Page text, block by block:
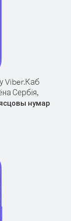
Viber.Каб
Сербія,
нумар